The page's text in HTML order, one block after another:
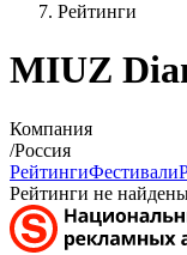
Рейтинги
MIUZ
Компания
/Россия
РейтингиФестивали
Рейтинги не